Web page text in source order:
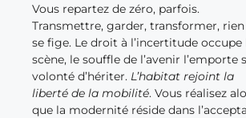
Vous repartez de zéro, parfois.
Transmettre, garder, transformer,
se fige. Le droit à l’incertitude occupe
scène, le souffle de l’avenir l’emporte
volonté d’hériter. L’habitat rejoint la
liberté de la mobilité. Vous réalisez
que la modernité réside dans